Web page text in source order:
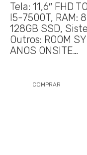
Tela: 11,6″ FHD
I5-7500T, RAM:
128GB SSD,
Outros: ROOM
ANOS ONSITE…
COMPRAR